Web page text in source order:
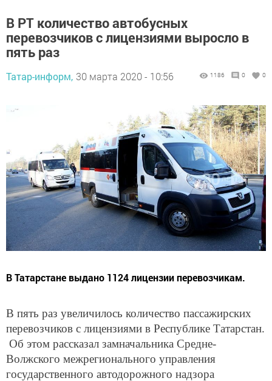
В РТ количество автобусных
перевозчиков с лицензиями выросло в
пять раз
Татар-информ, 30 марта 2020 - 10:56 1186 0 0
В Татарстане выдано 1124 лицензии перевозчикам.
В пять раз увеличилось количество пассажирских
перевозчиков с лицензиями в Республике Татарстан.
Об этом рассказал замначальника Средне-
Волжского межрегионального управления
государственного автодорожного надзора